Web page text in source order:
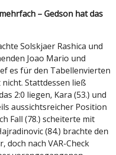
– Gedson hat das
Solskjaer Rashica und
Joao Mario und
es für den Tabellenvierten
Stattdessen ließ
2:0 liegen, Kara (53.) und
aussichtsreicher Position
Fall (78.) scheiterte mit
(84.) brachte den
doch nach VAR-Check